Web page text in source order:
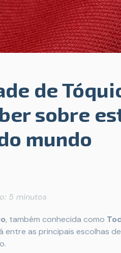
de
sobre
mundo
5 minutos
, também conhecida como
entre as principais escolhas